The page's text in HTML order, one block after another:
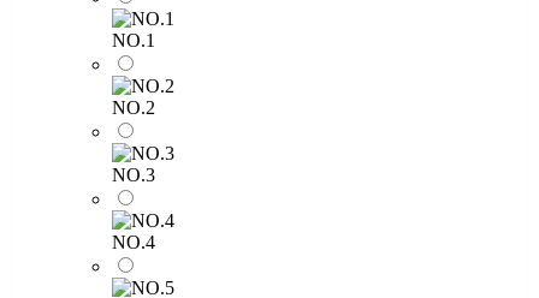
NO.1
NO.2
NO.3
NO.4